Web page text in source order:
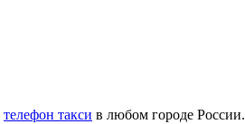
телефон такси в любом городе России.